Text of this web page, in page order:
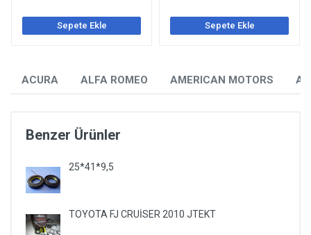
ACURA ALFA ROMEO AMERICAN MOTORS
Benzer Ürünler
25*41*9,5
TOYOTA FJ CRUİSER 2010 JTEKT
Sepete Ekle Sepete Ekle